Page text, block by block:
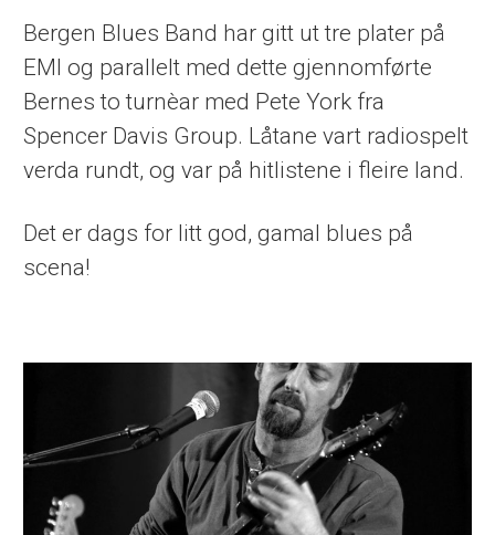
Bergen Blues Band har gitt ut tre plater på
EMI og parallelt med dette gjennomførte
Bernes to turnèar med Pete York fra
Spencer Davis Group. Låtane vart radiospelt
verda rundt, og var på hitlistene i fleire land.
Det er dags for litt god, gamal blues på
scena!